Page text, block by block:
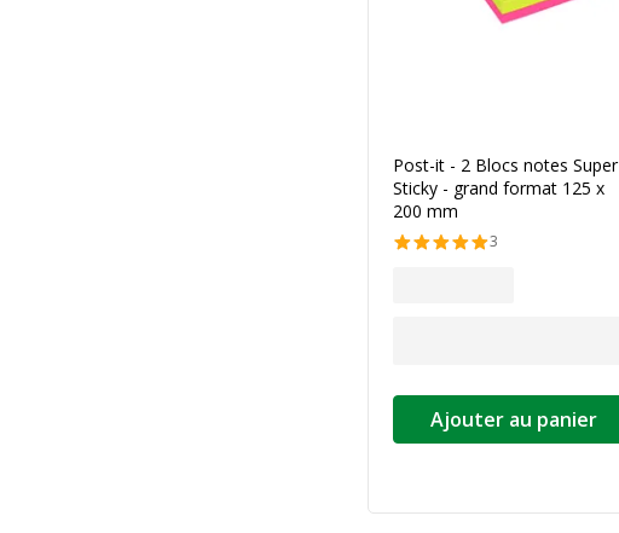
Post-it - 2 Blocs notes Super
Sticky - grand format 125 x
200 mm
3
Ajouter au panier